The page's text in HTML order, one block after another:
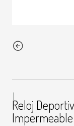
|
Reloj